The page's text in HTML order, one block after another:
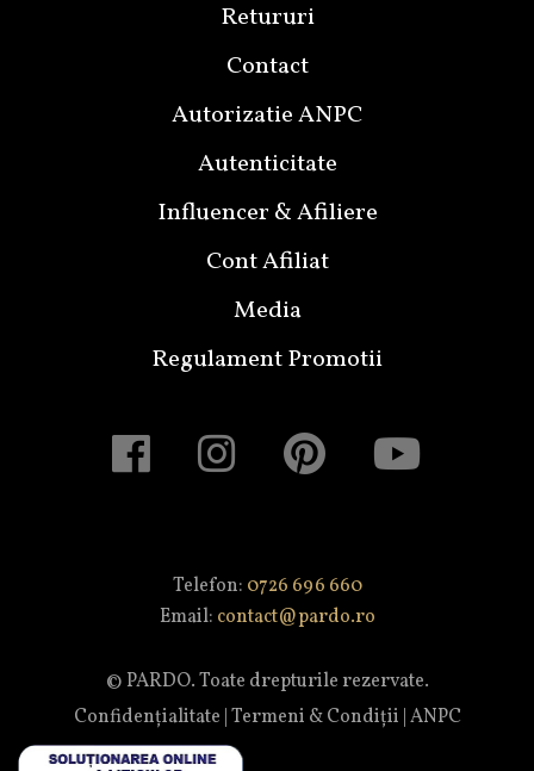
Retururi
Contact
Autorizatie ANPC
Autenticitate
Influencer & Afiliere
Cont Afiliat
Media
Regulament Promotii
Telefon: 0726 696 660
Email: contact@pardo.ro
© PARDO. Toate drepturile rezervate.
Confidențialitate Termeni & Condiții ANPC